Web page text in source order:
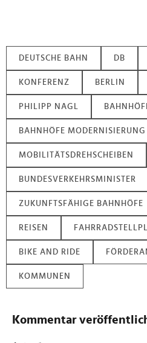
DEUTSCHE BAHN DB
KONFERENZ BERLIN
PHILIPP NAGL
BAHNHÖFE MODERNISIERUNG
MOBILITÄTSDREHSCHEIBEN
BUNDESVERKEHRSMINISTER
ZUKUNFTSFÄHIGE BAHNHÖFE
REISEN
BIKE AND RIDE
KOMMUNEN
Kommentar